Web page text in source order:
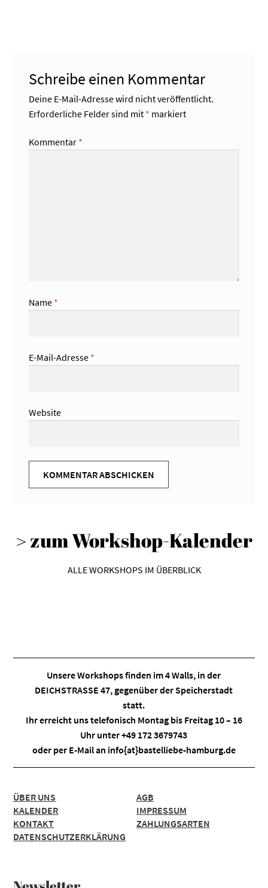
Schreibe einen Kommentar
Deine E-Mail-Adresse wird nicht veröffentlicht.
Erforderliche Felder sind mit * markiert
Kommentar *
Name *
E-Mail-Adresse *
Website
> zum Workshop-Kalender
ALLE WORKSHOPS IM ÜBERBLICK
Unsere Workshops finden im4 Walls, in der
DEICHSTRASSE 47, gegenüber der Speicherstadt
statt.
Ihr erreicht uns telefonisch Montag bis Freitag 10 – 16
Uhr unter +49 172 3679743
oder per E-Mail an info{at}bastelliebe-hamburg.de
ÜBER UNS
KALENDER
KONTAKT
DATENSCHUTZERKLÄRUNG
AGB
IMPRESSUM
ZAHLUNGSARTEN